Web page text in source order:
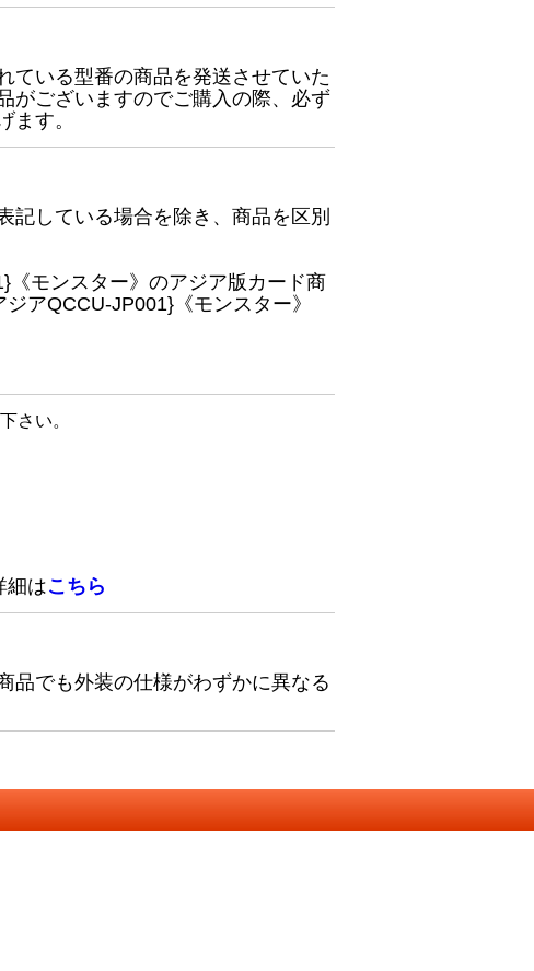
ている型番の商品を発送させていた
がございますのでご購入の際、必ず
ます。
記している場合を除き、商品を区別
モンスター》のアジア版カード商
アQCCU-JP001}《モンスター》
さい。
細はこちら
品でも外装の仕様がわずかに異なる